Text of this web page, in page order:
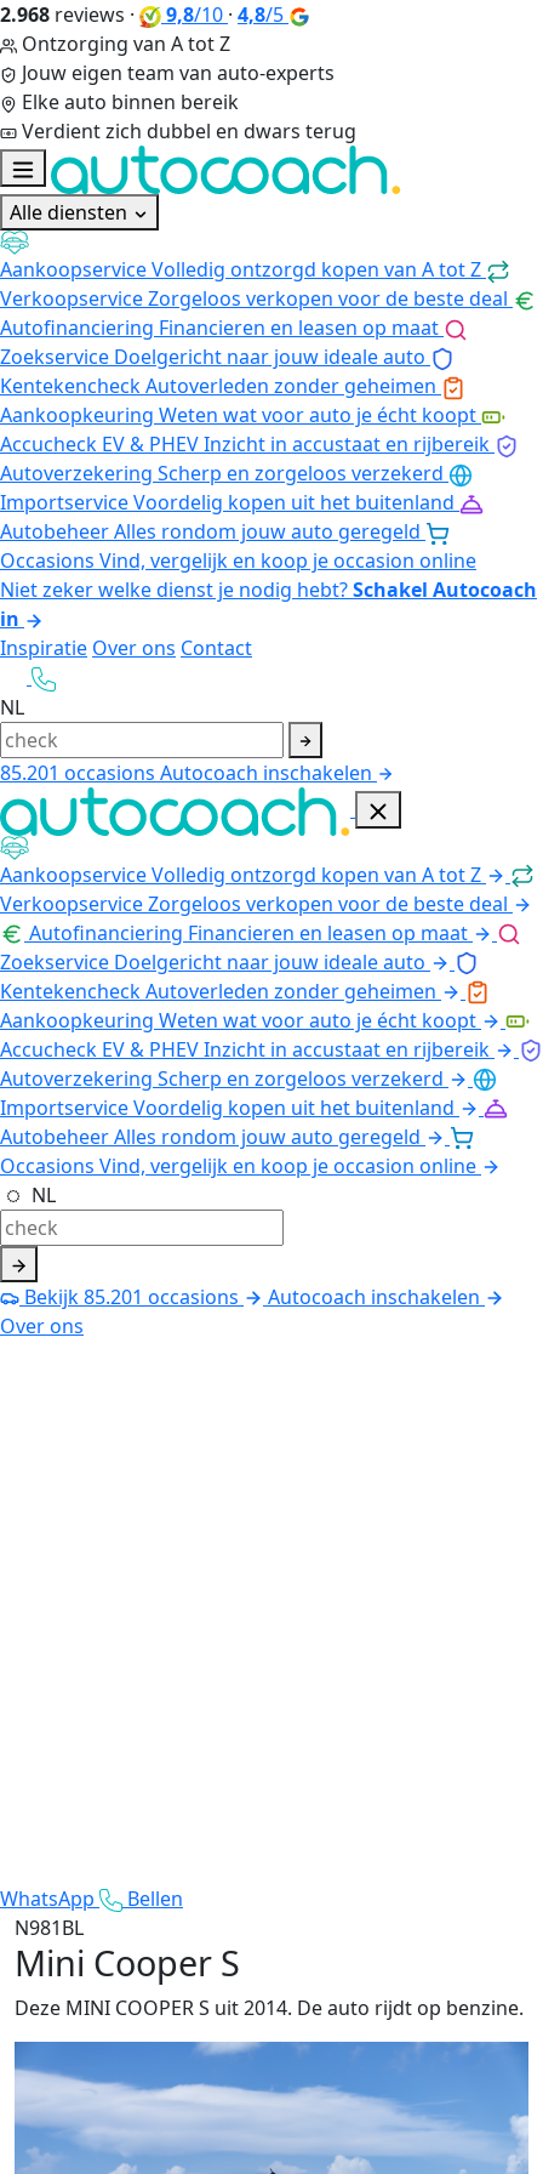
2.968 reviews · 9,8/10 · 4,8/5
Ontzorging van A tot Z
Jouw eigen team van auto-experts
Elke auto binnen bereik
Verdient zich dubbel en dwars terug
Alle diensten
AankoopserviceVolledig ontzorgd kopen van A tot Z
VerkoopserviceZorgeloos verkopen voor de beste deal
Autofinanciering Financieren en leasen op maat
Zoekservice Doelgericht naar jouw ideale auto
KentekencheckAutoverleden zonder geheimen
Aankoopkeuring Weten wat voor auto je écht koopt
Accucheck EV & PHEVInzicht in accustaat en rijbereik
Autoverzekering Scherp en zorgeloos verzekerd
ImportserviceVoordelig kopen uit het buitenland
AutobeheerAlles rondom jouw auto geregeld
Occasions Vind, vergelijk en koop je occasion online
Niet zeker welke dienst je nodig hebt?Schakel Autocoach
in
Inspiratie Over ons Contact
NL
85.201 occasions Autocoach inschakelen
AankoopserviceVolledig ontzorgd kopen van A tot Z
VerkoopserviceZorgeloos verkopen voor de beste deal
Autofinanciering Financieren en leasen op maat
Zoekservice Doelgericht naar jouw ideale auto
KentekencheckAutoverleden zonder geheimen
Aankoopkeuring Weten wat voor auto je écht koopt
Accucheck EV & PHEVInzicht in accustaat en rijbereik
Autoverzekering Scherp en zorgeloos verzekerd
ImportserviceVoordelig kopen uit het buitenland
AutobeheerAlles rondom jouw auto geregeld
Occasions Vind, vergelijk en koop je occasion online
NL
Bekijk85.201 occasions
Autocoach inschakelen
Over ons
WhatsApp
Bellen
N981BL
Mini Cooper S
Deze MINI COOPER S uit 2014. De auto rijdt op benzine.